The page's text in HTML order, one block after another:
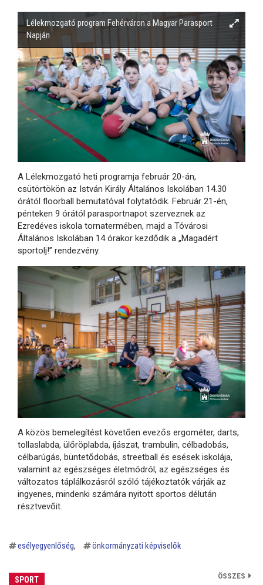
Lélekmozgató program Fehérváron a Magyar Parasport
Napján
A Lélekmozgató heti programja február 20-án,
csütörtökön az István Király Általános Iskolában 14.30
órától floorball bemutatóval folytatódik. Február 21-én,
pénteken 9 órától parasportnapot szerveznek az
Ezredéves iskola tornatermében, majd a Tóvárosi
Általános Iskolában 14 órakor kezdődik a „Magadért
sportolj!” rendezvény.
A közös bemelegítést követően evezős ergométer, darts,
tollaslabda, ülőröplabda, íjászat, trambulin, célbadobás,
célbarúgás, büntetődobás, streetball és esések iskolája,
valamint az egészséges életmódról, az egészséges és
változatos táplálkozásról szóló tájékoztatók várják az
ingyenes, mindenki számára nyitott sportos délután
résztvevőit.
esélyegyenlőség önkormányzati képviselők
SPORT ÖSSZES